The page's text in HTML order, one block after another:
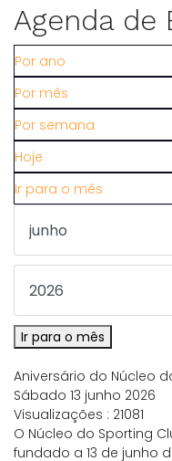
Agenda de
Por ano
Por mês
Por semana
Hoje
Ir para o mês
Ir para o mês
Aniversário do Núcleo
Sábado 13 junho 2026
Visualizações : 21081
O Núcleo do Sporting
fundado a 13 de junho